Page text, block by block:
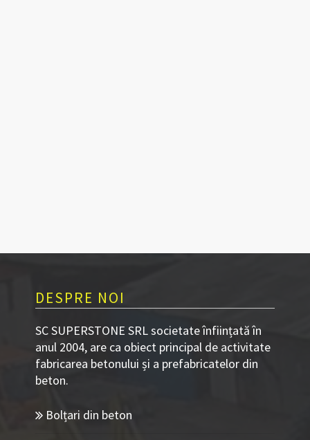
DESPRE NOI
SC SUPERSTONE SRL societate înființată în
anul 2004, are ca obiect principal de activitate
fabricarea betonului și a prefabricatelor din
beton.
Bolțari din beton